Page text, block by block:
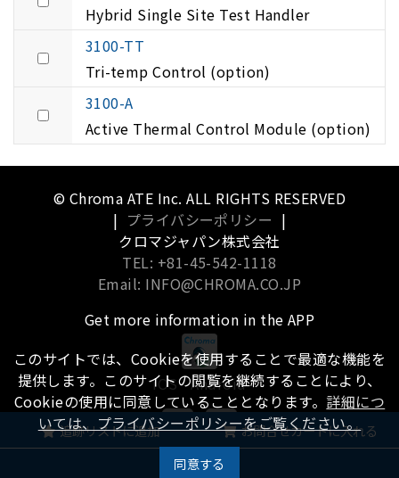
Hybrid Single Site Test Handler
3100-TT
Tri-temp Control (option)
3100-A
Active Thermal Control Module (option)
追跡リストに追加 お問合せカートに入れる
© Chroma ATE Inc. ALL RIGHTS RESERVED
| プライバシーポリシー |
クロマジャパン株式会社
TEL: +81-45-542-1118
Email: INFO@CHROMA.CO.JP
Get more information in the APP
iOS Android
このサイトでは、Cookieを使用することで最適な機能を
提供します。このサイトの閲覧を継続することにより、
Cookieの使用に同意していることとなります。 詳細につ
いては、プライバシーポリシーをご覧ください。
同意する
履歴